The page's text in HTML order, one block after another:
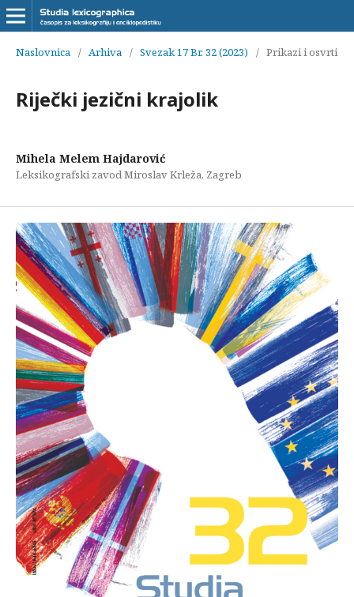
Naslovnica / Arhiva / Svezak 17 Br. 32 (2023) / Prikazi i osvrti
Riječki jezični krajolik
Mihela Melem Hajdarović
Leksikografski zavod Miroslav Krleža, Zagreb